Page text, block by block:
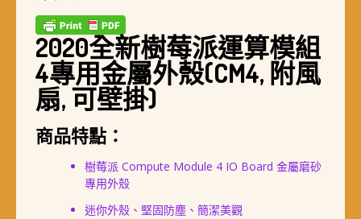
壁
掛)
數
量
2020全新樹莓派運算模組
4專用金屬外殼(CM4, 附風
扇, 可壁掛)
商品特點：
樹莓派 Compute Module 4 IO Board 金屬磨砂
專用外殼
迷你外殼、堅固防塵、簡潔美觀